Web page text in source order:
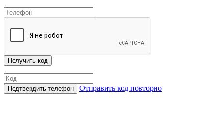
Отправить код повторно